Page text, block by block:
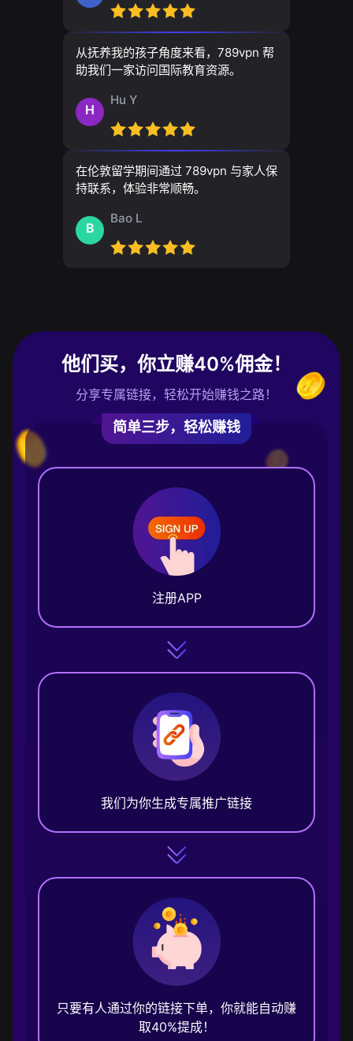
从抚养我的孩子角度来看，789vpn 帮
助我们一家访问国际教育资源。
H
Hu Y
在伦敦留学期间通过 789vpn 与家人保
持联系，体验非常顺畅。
B
Bao L
他们买，你立赚40%佣金！
分享专属链接，轻松开始赚钱之路！
简单三步，轻松赚钱
注册APP
我们为你生成专属推广链接
只要有人通过你的链接下单，你就能自动赚
取40%提成！